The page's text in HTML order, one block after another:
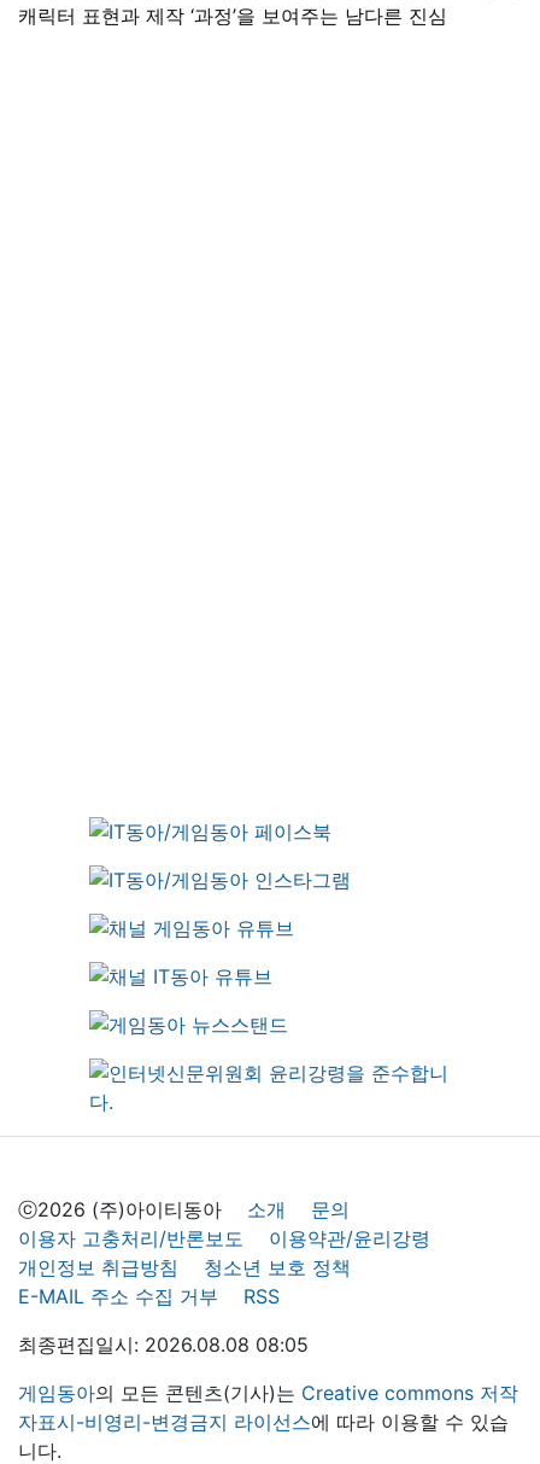
캐릭터 표현과 제작 ‘과정’을 보여주는 남다른 진심
ⓒ2026 (주)아이티동아 소개
문의
이용자 고충처리/반론보도
이용약관/윤리강령
개인정보 취급방침
청소년 보호 정책
E-MAIL 주소 수집 거부
RSS
최종편집일시: 2026.08.08 08:05
게임동아의 모든 콘텐츠(기사)는 Creative commons 저작
자표시-비영리-변경금지 라이선스에 따라 이용할 수 있습
니다.